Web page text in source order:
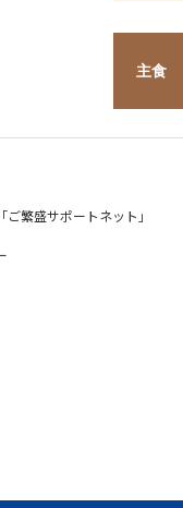
主食
繁盛サポートネット」